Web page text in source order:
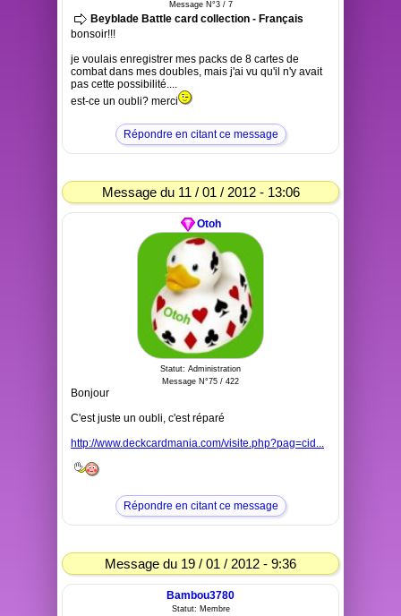
Message N°3 / 7
Beyblade Battle card collection - Français
bonsoir!!!
je voulais enregistrer mes packs de 8 cartes de
combat dans mes doubles, mais j'ai vu qu'il n'y avait
pas cette possibilité....
est-ce un oubli? merci
Répondre en citant ce message
Message du 11 / 01 / 2012 - 13:06
Otoh
Statut: Administration
Message N°75 / 422
Bonjour
C'est juste un oubli, c'est réparé
http://www.deckcardmania.com/visite.php?pag=cid...
Répondre en citant ce message
Message du 19 / 01 / 2012 - 9:36
Bambou3780
Statut: Membre